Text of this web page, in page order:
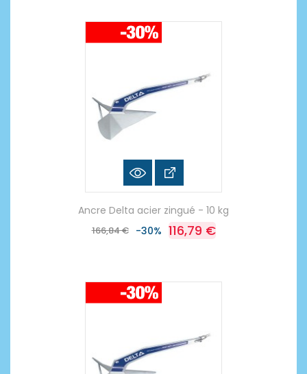
Ancre Delta acier zingué - 10 kg
166,84 € -30% 116,79 €